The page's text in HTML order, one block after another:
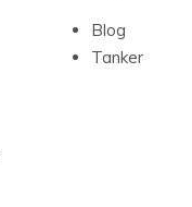
Blog
Tanker